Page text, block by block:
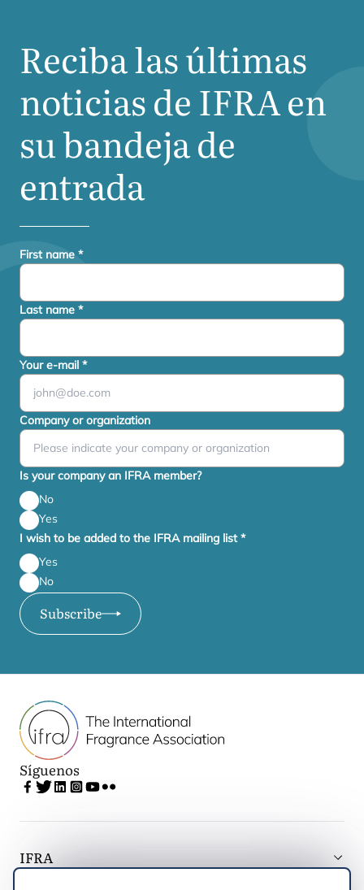
Reciba las últimas
noticias deIFRAen
su bandeja de
entrada
First name *
Last name *
Your e-mail *
Company or organization
Is your company an IFRA member?
No
Yes
I wish to be added to the IFRA mailing list*
Yes
No
Subscribe
Síguenos
IFRA